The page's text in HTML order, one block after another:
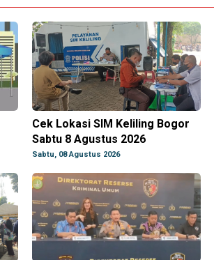
Cek Lokasi SIM Keliling Bogor
Sabtu 8 Agustus 2026
Sabtu, 08 Agustus 2026